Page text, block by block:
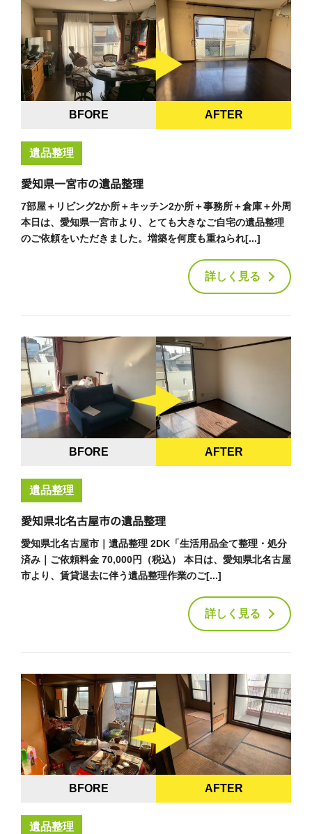
BFORE AFTER
遺品整理
愛知県一宮市の遺品整理
7部屋＋リビング2か所＋キッチン2か所＋事務所＋倉庫＋外周
本日は、愛知県一宮市より、とても大きなご自宅の遺品整理
のご依頼をいただきました。増築を何度も重ねられ[...]
詳しく見る
BFORE AFTER
遺品整理
愛知県北名古屋市の遺品整理
愛知県北名古屋市｜遺品整理 2DK「生活用品全て整理・処分
済み｜ご依頼料金 70,000円（税込） 本日は、愛知県北名古屋
市より、賃貸退去に伴う遺品整理作業のご[...]
詳しく見る
BFORE AFTER
遺品整理